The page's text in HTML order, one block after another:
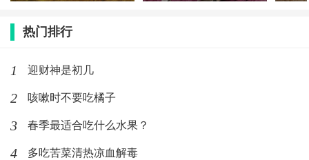
热门排行
1 迎财神是初几
2 咳嗽时不要吃橘子
3 春季最适合吃什么水果？
4 多吃苦菜清热凉血解毒